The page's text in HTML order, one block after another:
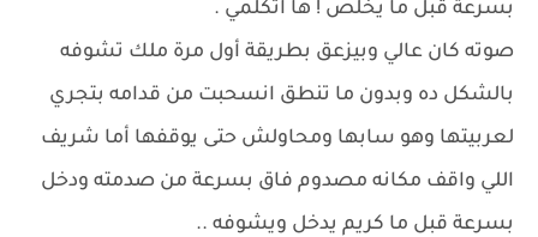
بسرعة قبل ما يخلص ! ها اتكلمي .
صوته كان عالي وبيزعق بطريقة أول مرة ملك تشوفه
بالشكل ده وبدون ما تنطق انسحبت من قدامه بتجري
لعربيتها وهو سابها ومحاولش حتى يوقفها أما شريف
اللي واقف مكانه مصدوم فاق بسرعة من صدمته ودخل
بسرعة قبل ما كريم يدخل ويشوفه ..